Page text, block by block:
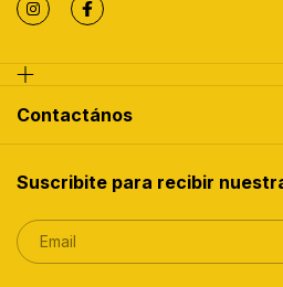
Contactános
Suscribite para recibir